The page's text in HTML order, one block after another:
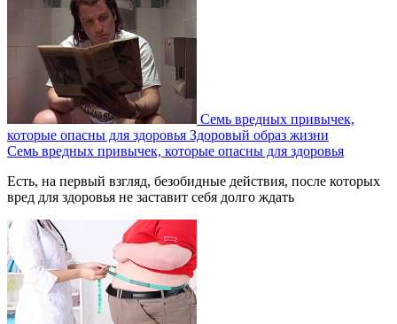
Семь вредных привычек,
которые опасны для здоровья Здоровый образ жизни
Семь вредных привычек, которые опасны для здоровья
Есть, на первый взгляд, безобидные действия, после которых
вред для здоровья не заставит себя долго ждать